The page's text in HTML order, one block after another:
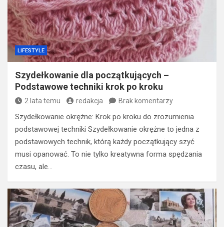
LIFESTYLE
Szydełkowanie dla początkujących –
Podstawowe techniki krok po kroku
2 lata temu redakcja Brak komentarzy
Szydełkowanie okrężne: Krok po kroku do zrozumienia
podstawowej techniki Szydełkowanie okrężne to jedna z
podstawowych technik, którą każdy początkujący szyć
musi opanować. To nie tylko kreatywna forma spędzania
czasu, ale…